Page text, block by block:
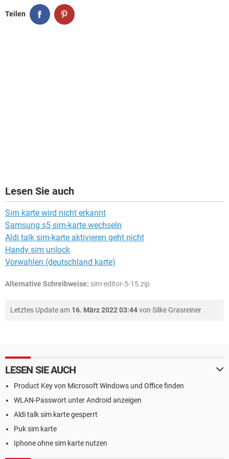
Teilen
Lesen Sie auch
Sim karte wird nicht erkannt
Samsung s5 sim-karte wechseln
Aldi talk sim-karte aktivieren geht nicht
Handy sim unlock
Vorwahlen (deutschland karte)
Alternative Schreibweise: sim-editor-5-15.zip
Letztes Update am 16. März 2022 03:44von Silke Grasreiner .
LESEN SIE AUCH
Product Key von Microsoft Windows und Office finden
WLAN-Passwort unter Android anzeigen
Aldi talk sim karte gesperrt
Puk sim karte
Iphone ohne sim karte nutzen